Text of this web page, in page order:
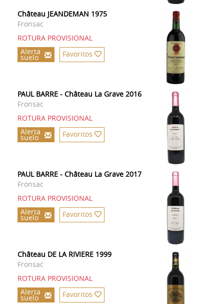
Château JEANDEMAN 1975
Fronsac
ROTURA PROVISIONAL
Alerta
suelo Favoritos
PAUL BARRE - Château La Grave 2016
Fronsac
ROTURA PROVISIONAL
Alerta
suelo Favoritos
PAUL BARRE - Château La Grave 2017
Fronsac
ROTURA PROVISIONAL
Alerta
suelo Favoritos
Château DE LA RIVIERE 1999
Fronsac
ROTURA PROVISIONAL
Alerta
suelo Favoritos